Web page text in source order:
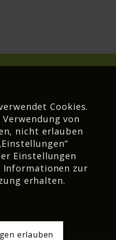
Cookies.
von
nicht erlauben
Einstellungen
Informationen zur
erhalten.
erlauben